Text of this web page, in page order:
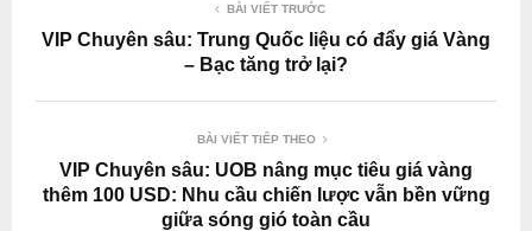
BÀI VIẾT TRƯỚC
VIP Chuyên sâu: Trung Quốc liệu có đẩy giá Vàng
– Bạc tăng trở lại?
BÀI VIẾT TIẾP THEO
VIP Chuyên sâu: UOB nâng mục tiêu giá vàng
thêm 100 USD: Nhu cầu chiến lược vẫn bền vững
giữa sóng gió toàn cầu